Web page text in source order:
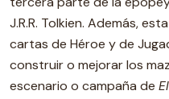
J.R.R. Tolkien. Además,
cartas de Héroe y de
construir o mejorar los
escenario o campaña de